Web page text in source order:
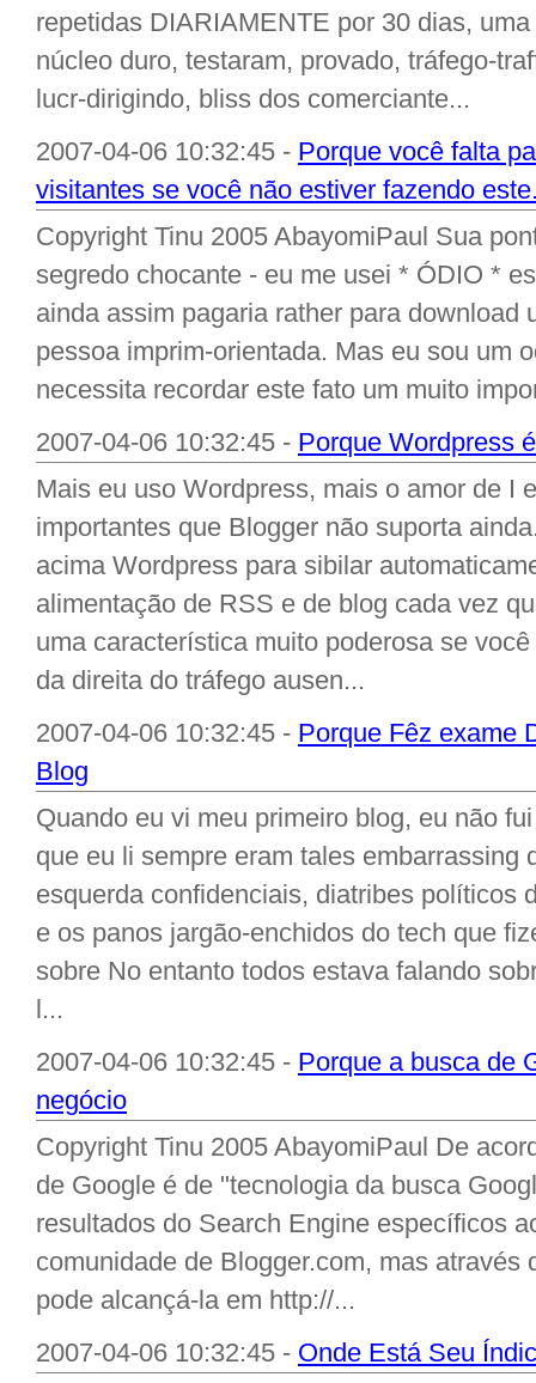
repetidas DIARIAMENTE por 30 dias,
núcleo duro, testaram, provado, tráfego-
lucr-dirigindo, bliss dos comerciante...
2007-04-06 10:32:45 - Porque você falta
visitantes se você não estiver fazendo
Copyright Tinu 2005 AbayomiPaul Sua
segredo chocante - eu me usei * ÓDIO *
ainda assim pagaria rather para download
pessoa imprim-orientada. Mas eu sou um
necessita recordar este fato um muito
2007-04-06 10:32:45 - Porque Wordpress
Mais eu uso Wordpress, mais o amor de I
importantes que Blogger não suporta
acima Wordpress para sibilar
alimentação de RSS e de blog cada vez
uma característica muito poderosa se
da direita do tráfego ausen...
2007-04-06 10:32:45 - Porque Fêz exame
Blog
Quando eu vi meu primeiro blog, eu não
que eu li sempre eram tales embarrassing
esquerda confidenciais, diatribes políticos
e os panos jargão-enchidos do tech que
sobre No entanto todos estava falando
l...
2007-04-06 10:32:45 - Porque a busca de
negócio
Copyright Tinu 2005 AbayomiPaul De
de Google é de "tecnologia da busca
resultados do Search Engine específicos
comunidade de Blogger.com, mas através
pode alcançá-la em http://...
2007-04-06 10:32:45 - Onde Está Seu